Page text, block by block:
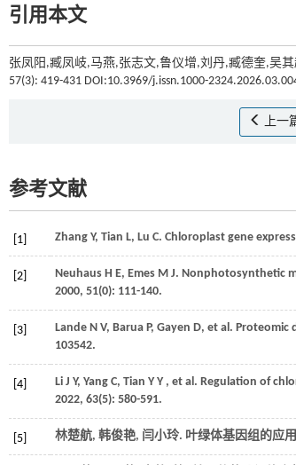
引用本文
张凤阳,臧凤岐,马燕,张志文,鲁仪增,刘丹,臧德奎,吴
57(3): 419-431 DOI:10.3969/j.issn.1000-
上一
参考文献
[1] Zhang Y, Tian L, Lu C. Chloroplast gene
[2] Neuhaus H E, Emes M J. Nonphotosynthetic
2000, 51(0): 111-140.
[3] Lande N V, Barua P, Gayen D, et al. Proteomic
103542.
[4] Li J Y, Yang C, Tian Y Y , et al. Regulation of
2022, 63(5): 580-591.
[5] 林楚航, 韩俊艳, 闫小玲. 叶绿体基因组的应